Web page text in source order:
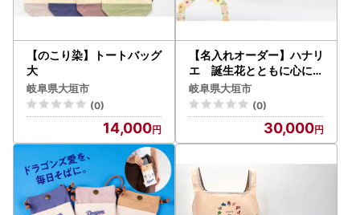
【のこり染】トートバッグ
大
岐阜県大垣市
(0)
14,000
【名入れオーダー】ハナリ
エ 誕生花とともに心に刻
むトートバッグ チャーム
付き
岐阜県大垣市
(0)
30,000